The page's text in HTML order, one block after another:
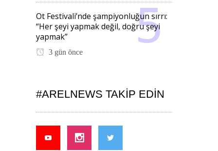
Ot Festivali’nde şampiyonluğun sırrı:
“Her şeyi yapmak değil, doğru şeyi
yapmak”
3 gün önce
#ARELNEWS TAKIP EDIN